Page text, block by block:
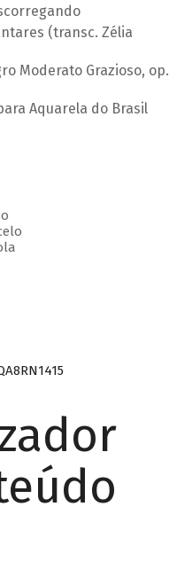
(transc. Zélia
Moderato Grazioso, op.
Aquarela do Brasil